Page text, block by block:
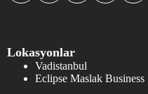
Lokasyonlar
Vadistanbul
Eclipse Maslak Business